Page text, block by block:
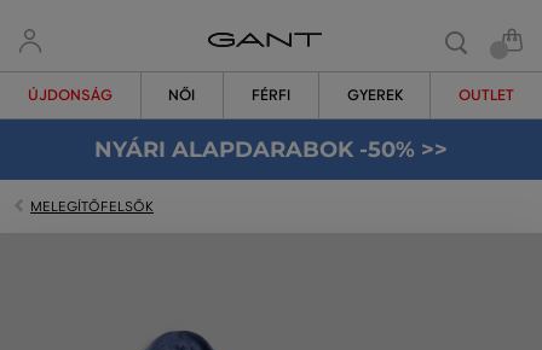
ÚJDONSÁG NŐI FÉRFI GYEREK OUTLET
NYÁRI ALAPDARABOK -50% >>
MELEGÍTŐFELSŐK